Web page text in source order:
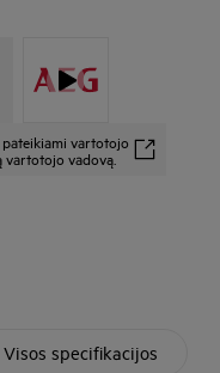
vartotojo
vadovą.
Visos specifikacijos